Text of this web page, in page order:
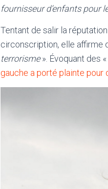
fournisseur d’enfants pour
Tentant de salir la
circonscription, elle affirme
terrorisme». Évoquant des «
gauche a porté plainte pour